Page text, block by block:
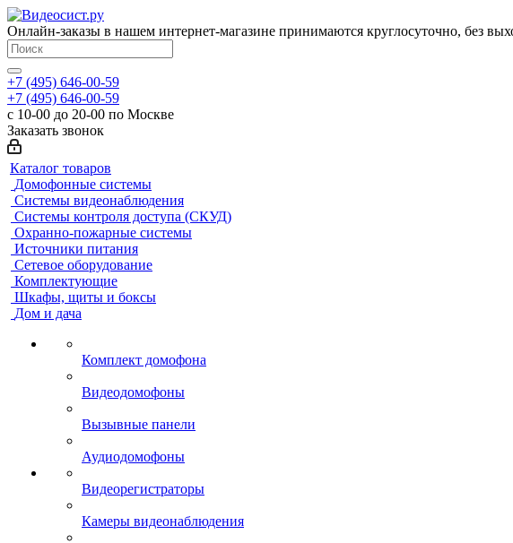
Онлайн-заказы в нашем интернет-магазине принимаются круглосуточно, без
+7 (495) 646-00-59
+7 (495) 646-00-59
с 10-00 до 20-00 по Москве
Заказать звонок
Каталог товаров
Домофонные системы
Системы видеонаблюдения
Системы контроля доступа (СКУД)
Охранно-пожарные системы
Источники питания
Сетевое оборудование
Комплектующие
Шкафы, щиты и боксы
Дом и дача
Комплект домофона
Видеодомофоны
Вызывные панели
Аудиодомофоны
Видеорегистраторы
Камеры видеонаблюдения